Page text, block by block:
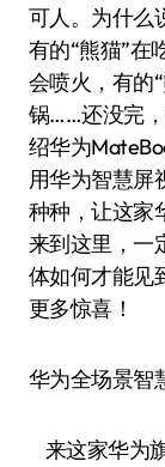
可人。为什么
有的“熊猫”在
会喷火，有的
锅……还没完
绍华为
用华为智慧屏
种种，让这家
来到这里，一
体如何才能见
更多惊喜！
华为全场景智
来这家华为